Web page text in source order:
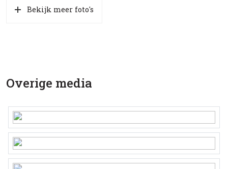
Bekijk meer foto's
Overige media